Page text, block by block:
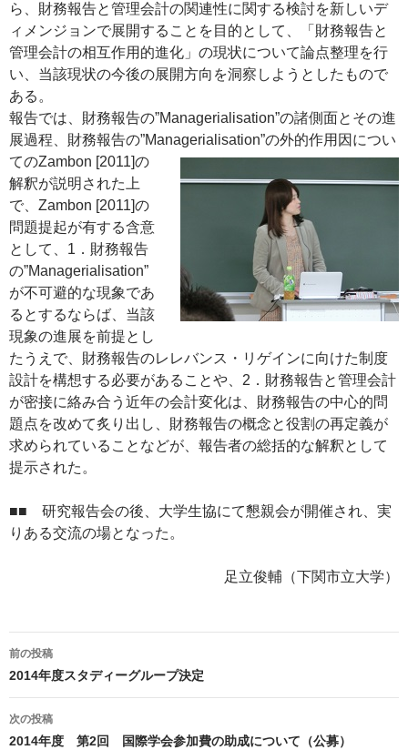
ら、財務報告と管理会計の関連性に関する検討を新しいデ
ィメンジョンで展開することを目的として、「財務報告と
管理会計の相互作用的進化」の現状について論点整理を行
い、当該現状の今後の展開方向を洞察しようとしたもので
ある。
報告では、財務報告の”Managerialisation”の諸側面とその進
展過程、財務報告の”Managerialisation”の外的作用因につい
てのZambon [2011]の
解釈が説明された上
で、Zambon [2011]の
問題提起が有する含意
として、1．財務報告
の”Managerialisation”
が不可避的な現象であ
るとするならば、当該
現象の進展を前提とし
たうえで、財務報告のレレバンス・リゲインに向けた制度
設計を構想する必要があることや、2．財務報告と管理会計
が密接に絡み合う近年の会計変化は、財務報告の中心的問
題点を改めて炙り出し、財務報告の概念と役割の再定義が
求められていることなどが、報告者の総括的な解釈として
提示された。
■■ 研究報告会の後、大学生協にて懇親会が開催され、実
りある交流の場となった。
足立俊輔（下関市立大学）
稿
ナ
ゲ
前の投稿
2014年度スタディーグループ決定
次の投稿
2014年度 第2回 国際学会参加費の助成について（公募）